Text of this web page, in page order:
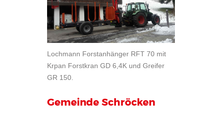
Lochmann Forstanhänger RFT 70 mit
Krpan Forstkran GD 6,4K und Greifer
GR 150.
Gemeinde Schröcken